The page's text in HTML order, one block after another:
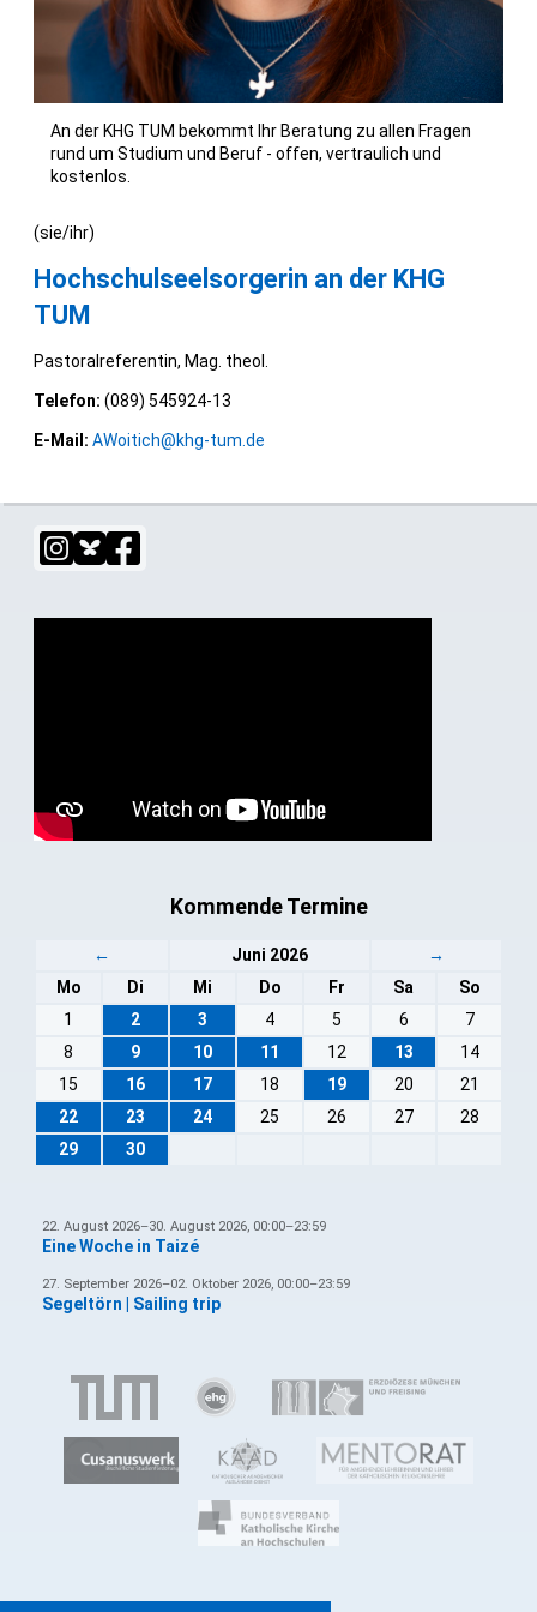
An der KHG TUM bekommt Ihr Beratung zu allen Fragen
rund um Studium und Beruf - offen, vertraulich und
kostenlos.
(sie/ihr)
Hochschulseelsorgerin an der KHG
TUM
Pastoralreferentin, Mag. theol.
Telefon: (089) 545924-13
E-Mail: AWoitich@khg-tum.de
Kommende Termine
← Juni 2026
→
Mo
Di Mi Do Fr Sa
So
1
2 3 4 5 6
7
8
9 10 11 12 13
14
15
16 17 18 19 20
21
22
23 24 25 26 27
28
29
30
22. August 2026–30. August 2026, 00:00–23:59
Eine Woche in Taizé
27. September 2026–02. Oktober 2026, 00:00–23:59
Segeltörn | Sailing trip